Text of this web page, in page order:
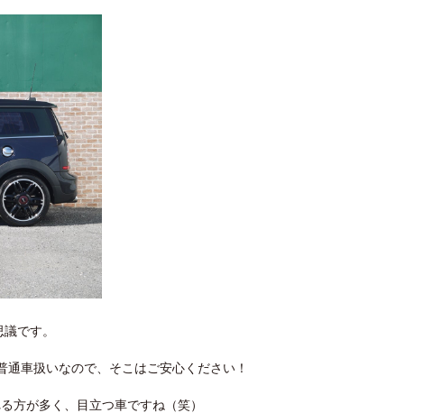
です。
車扱いなので、そこはご安心ください！
方が多く、目立つ車ですね（笑）